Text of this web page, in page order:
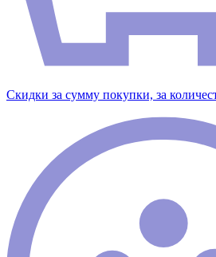
Скидки за сумму покупки, за